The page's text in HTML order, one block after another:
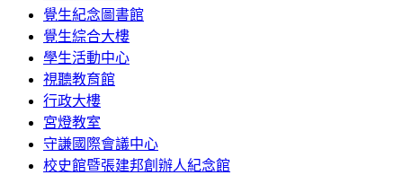
覺生紀念圖書館
覺生綜合大樓
學生活動中心
視聽教育館
行政大樓
宮燈教室
守謙國際會議中心
校史館暨張建邦創辦人紀念館